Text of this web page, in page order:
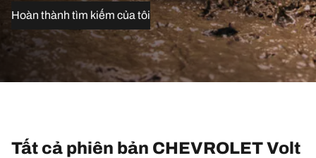
Hoàn thành tìm kiếm của tôi
Tất cả phiên bản CHEVROLET Volt